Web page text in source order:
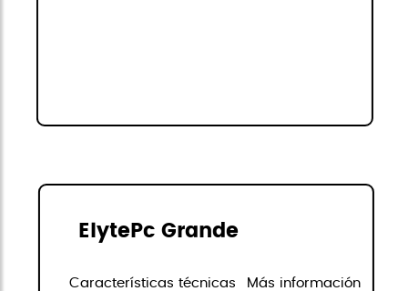
ElytePc Grande
Características técnicas Más información